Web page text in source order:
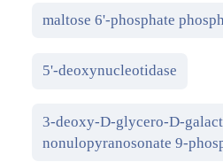
maltose 6'-phosphate
5'-deoxynucleotidase
3-deoxy-D-glycero-D-
nonulopyranosonate 9-